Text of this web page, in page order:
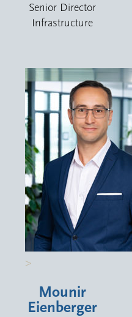
Senior Director
Infrastructure
>
Mounir
Eienberger